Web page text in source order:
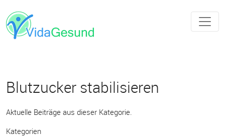
Blutzucker stabilisieren
Aktuelle Beiträge aus dieser Kategorie.
Kategorien